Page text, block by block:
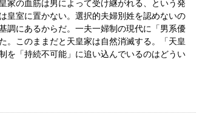
家の血筋は男によって受け継がれる、という発
皇室に置かない。選択的夫婦別姓を認めないの
調にあるからだ。一夫一婦制の現代に「男系優
。このままだと天皇家は自然消滅する。「天皇
を「持続不可能」に追い込んでいるのはどうい